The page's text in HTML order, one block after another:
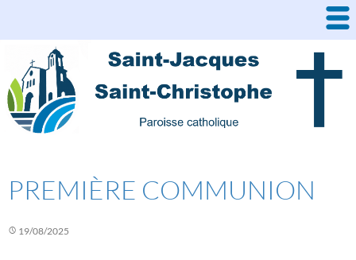
contenu
PREMIÈRE COMMUNION
19/08/2025